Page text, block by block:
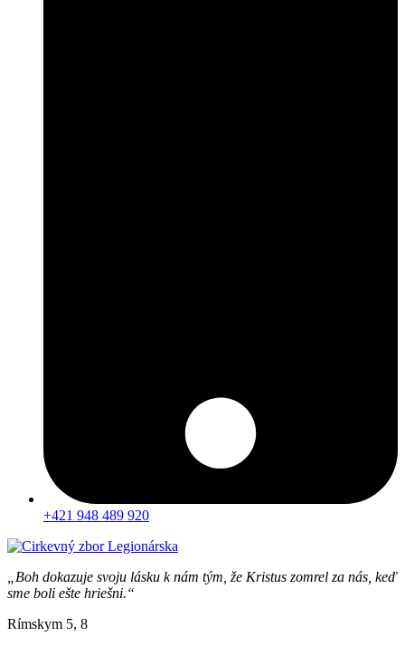
+421 948 489 920
„Boh dokazuje svoju lásku k nám tým, že Kristus zomrel za nás, keď
sme boli ešte hriešni.“
Rímskym 5, 8